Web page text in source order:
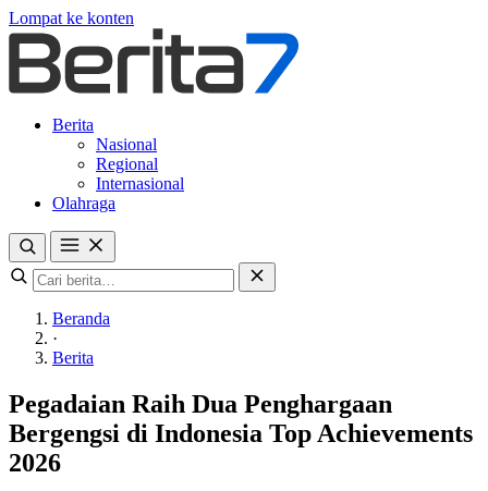
Lompat ke konten
Berita
Nasional
Regional
Internasional
Olahraga
Beranda
·
Berita
Pegadaian Raih Dua Penghargaan
Bergengsi di Indonesia Top Achievements
2026